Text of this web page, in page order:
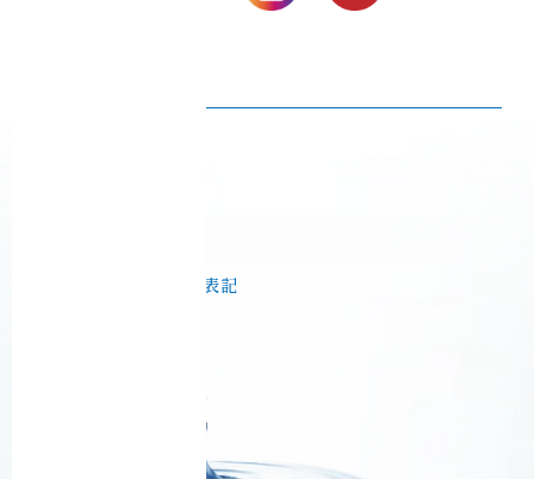
特定商取引法に基づく表記